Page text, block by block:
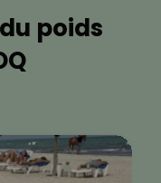
poids